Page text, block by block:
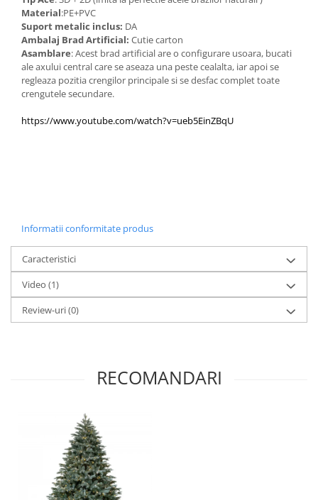
Material:PE+PVC
Suport metalic inclus: DA
Ambalaj Brad Artificial: Cutie carton
Asamblare: Acest brad artificial are o configurare usoara, bucati
ale axului central care se aseaza una peste cealalta, iar apoi se
regleaza pozitia crengilor principale si se desfac complet toate
crengutele secundare.
https://www.youtube.com/watch?v=ueb5EinZBqU
Informatii conformitate produs
Caracteristici
Video (1)
Review-uri(0)
RECOMANDARI